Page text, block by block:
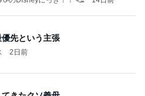
先という主張
2日前